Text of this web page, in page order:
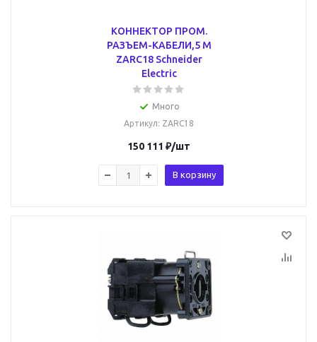
КОННЕКТОР ПРОМ.
РАЗЪЕМ-КАБЕЛИ,5 М
ZARC18 Schneider
Electric
Много
Артикул: ZARC18
150 111 ₽/шт
В корзину